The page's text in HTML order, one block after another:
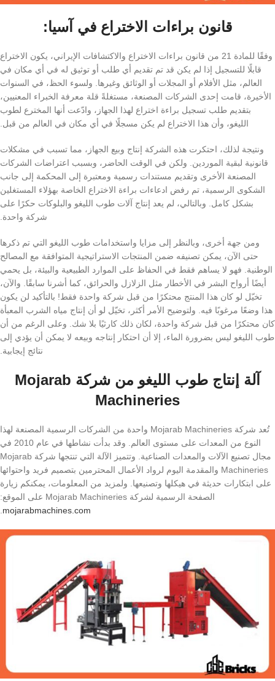
قانون براءات الاختراع في آسيا:
وفقًا للمادة 21 من قانون براءات الاختراع والاكتشافات الإيراني، يكون الاختراع
قابلًا للتسجيل إذا لم يكن قد تم تقديم أي طلب أو توثيق له في أي مكان في
العالم، مثل الأفلام أو المجلات أو الوثائق وغيرها. ولسوء الحظ، في السنوات
الأخيرة، قامت إحدى الشركات المصنعة، مستغلةً قلة معرفة الخبراء المعنيين،
بتقديم طلب تسجيل براءة اختراع لهذا الجهاز، وادّعت أنها المخترع لطوب
الليغو، وأن هذا الاختراع لم يكن مسجلًا في أي مكان في العالم من قبل.
ونتيجة لذلك، احتكرت هذه الشركة إنتاج وبيع الجهاز، مما تسبب في مشكلات
قانونية لبقية الموردين. ولكن في الوقت الحاضر، وبسبب اعتراضات الشركات
المصنعة الأخرى وتقديم مستندات رسمية ومعتبرة إلى المحكمة إلى جانب
الشكوى الرسمية، تم رفض ادعاءات براءة الاختراع الخاصة بهؤلاء المستغلين
بشكل كامل. وبالتالي، لم يعد إنتاج آلات طوب الليغو والبلوكات حكرًا على
شركة واحدة.
ومن جهة أخرى، وبالنظر إلى مزايا واستخدامات طوب الليغو التي تم ذكرها
حتى الآن، يمكن تصنيفه ضمن المنتجات الاستراتيجية المتوافقة مع المصالح
الوطنية. فهو لا يساهم فقط في الحفاظ على الموارد الطبيعية والبيئة، بل يحمي
أيضًا أرواح البشر في الأخطار مثل الزلازل والحرائق، كما أشرنا سابقًا. والآن،
تخيّل لو كان هذا المنتج محتكرًا من قبل شركة واحدة فقط! بالتأكيد لن يكون
هذا وضعًا مرغوبًا فيه. ولتوضيح الأمر أكثر، تخيّل لو أن إنتاج مياه الشرب المعبأة
كان محتكرًا من قبل شركة واحدة، لكان ذلك كارثيًا بلا شك. وعلى الرغم من أن
طوب الليغو ليس بضرورة الماء، إلا أن احتكار إنتاجه وبيعه لا يمكن أن يؤدي إلى
نتائج إيجابية.
آلة إنتاج طوب الليغو من شركة Mojarab
Machineries
تُعد شركة Mojarab Machineries واحدة من الشركات الرسمية المصنعة لهذا
النوع من المعدات على مستوى العالم. وقد بدأت نشاطها في عام 2010 في
مجال تصنيع الآلات والمعدات الصناعية. وتتميز الآلة التي تنتجها شركة Mojarab
Machineries والمقدمة اليوم لرواد الأعمال المحترمين بتصميم فريد واحتوائها
على ابتكارات حديثة في هيكلها وتصنيعها. ولمزيد من المعلومات، يمكنكم زيارة
الصفحة الرسمية لشركة Mojarab Machineries على الموقع:
mojarabmachines.com